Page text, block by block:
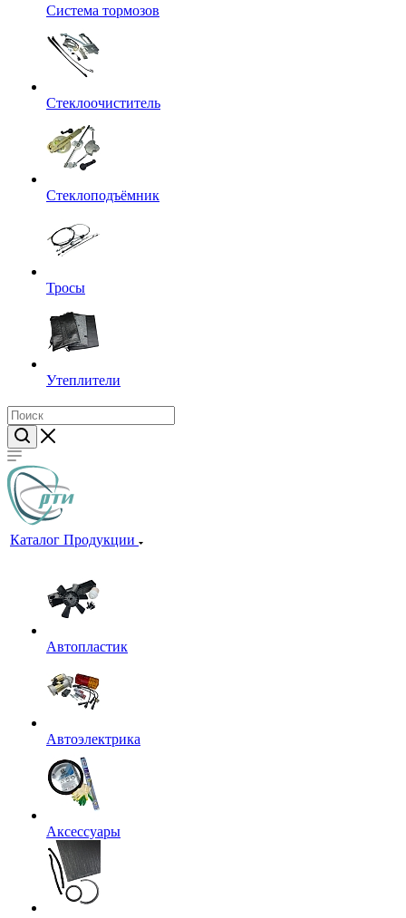
Система тормозов
Стеклоочиститель
Стеклоподъёмник
Тросы
Утеплители
Каталог Продукции
Автопластик
Автоэлектрика
Аксессуары